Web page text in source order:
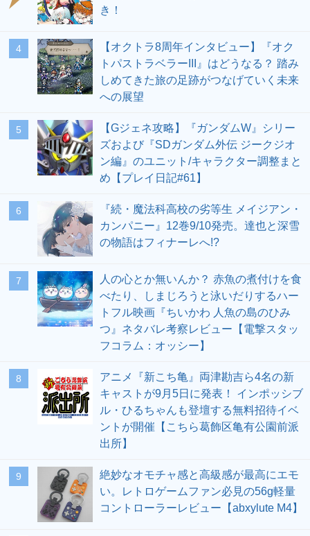
き！
4
【オクトラ8周年インタビュー】『オク
トパストラベラーIII』はどうなる？ 踏み
しめてきた旅の足跡がつなげていく未来
への展望
5
【Gジェネ攻略】『ガンダムW』シリー
ズおよび『SDガンダム外伝 ジークジオ
ン編』のユニット/キャラクター調整まと
め【プレイ日記#61】
6
『続・魔法科高校の劣等生 メイジアン・
カンパニー』12巻9/10発売。達也と深雪
の物語はフィナーレへ!?
7
人の心とか無いんか？ 赤魚の煮付けを食
べたり、しまじろうと泳いだりするハー
トフル映画『ちいかわ 人魚の島のひみ
つ』ネタバレ考察レビュー【電撃スタッ
フコラム：オッシー】
8
アニメ『新こち亀』両津勘吉ら4名の新
キャストが9月5日に発表！ インポッシブ
ル・ひるちゃんも登壇する無料招待イベ
ントが開催【こちら葛飾区亀有公園前派
出所】
9
絶妙なオモチャ感と高級感が最高にエモ
い。レトロゲームファン必見の56g軽量
コントローラーレビュー【abxylute M4】